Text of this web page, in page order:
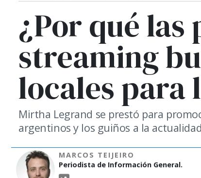
¿Por qué
streaming
locales para
Mirtha Legrand se prestó para
argentinos y los guiños a la
MARCOS TEIJEIRO
Periodista de Información General.